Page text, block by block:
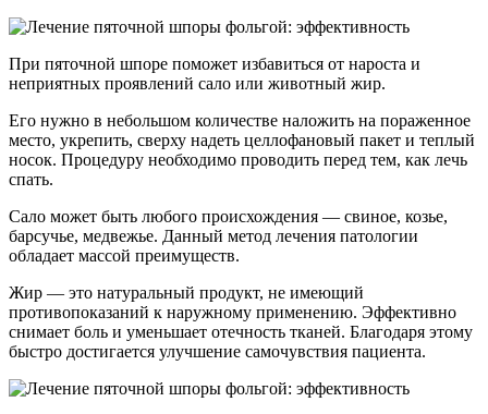
При пяточной шпоре поможет избавиться от нароста и
неприятных проявлений сало или животный жир.
Его нужно в небольшом количестве наложить на пораженное
место, укрепить, сверху надеть целлофановый пакет и теплый
носок. Процедуру необходимо проводить перед тем, как лечь
спать.
Сало может быть любого происхождения — свиное, козье,
барсучье, медвежье. Данный метод лечения патологии
обладает массой преимуществ.
Жир — это натуральный продукт, не имеющий
противопоказаний к наружному применению. Эффективно
снимает боль и уменьшает отечность тканей. Благодаря этому
быстро достигается улучшение самочувствия пациента.